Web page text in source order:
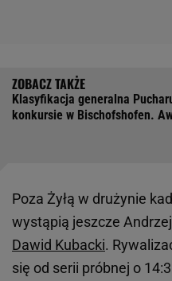
Klasyfikacja generalna
konkursie w Bischofshofen.
Poza Żyłą w drużynie
wystąpią jeszcze Andrzej
Dawid Kubacki.
się od serii próbnej o